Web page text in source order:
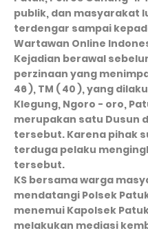
publik, dan masyarakat
terdengar sampai
Wartawan Online
Kejadian berawal
perzinaan yang
46 ), TM ( 40 ), yang
Klegung, Ngoro - oro,
merupakan satu Dusun
tersebut. Karena pihak
terduga pelaku
tersebut.
KS bersama warga
mendatangi Polsek
menemui Kapolsek
melakukan mediasi